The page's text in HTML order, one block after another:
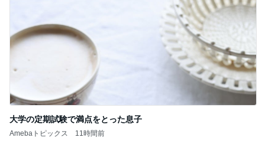
大学の定期試験で満点をとった息子
Amebaトピックス 11時間前